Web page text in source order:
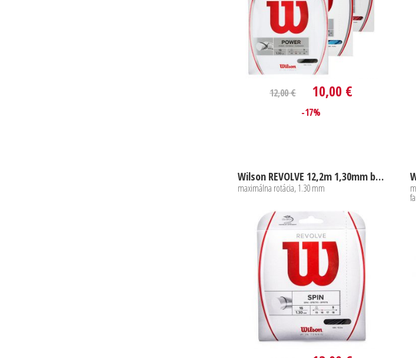
12,00 € 10,00 €
-17%
Wilson REVOLVE 12,2m 1,30mm black
maximálna rotácia, 1.30 mm